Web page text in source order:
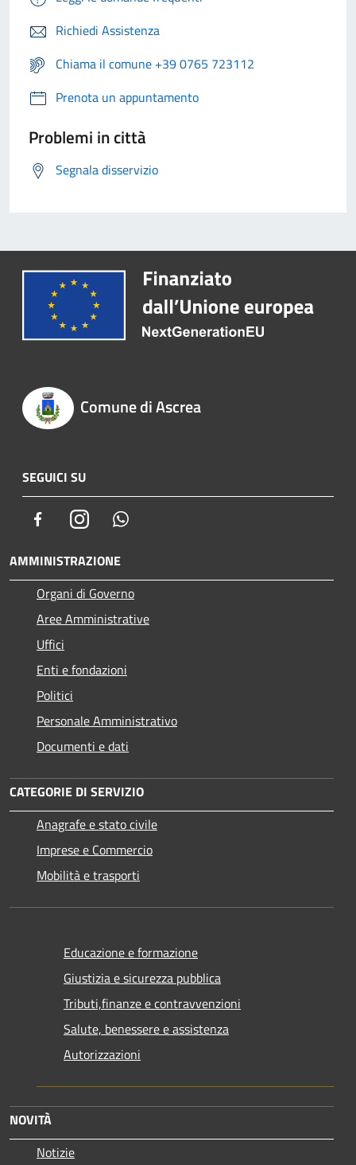
Richiedi Assistenza
Chiama il comune +39 0765 723112
Prenota un appuntamento
Problemi in città
Segnala disservizio
Comune di Ascrea
SEGUICI SU
FacebookInstagram
AMMINISTRAZIONE
Organi di Governo
Aree Amministrative
Uffici
Enti e fondazioni
Politici
Personale Amministrativo
Documenti e dati
CATEGORIE DI SERVIZIO
Anagrafe e stato civile
Imprese e Commercio
Mobilità e trasporti
Educazione e formazione
Giustizia e sicurezza pubblica
Tributi,finanze e contravvenzioni
Salute, benessere e assistenza
Autorizzazioni
NOVITÀ
Notizie